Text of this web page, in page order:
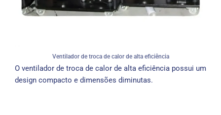
Ventilador de troca de calor de alta eficiência
O ventilador de troca de calor de alta eficiência possui um
design compacto e dimensões diminutas.